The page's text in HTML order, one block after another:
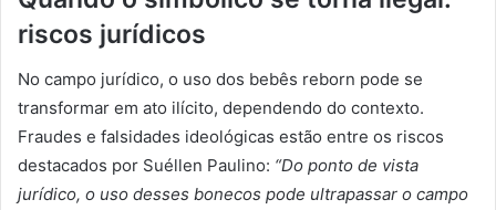
riscos jurídicos
No campo jurídico, o uso dos bebês reborn pode se
transformar em ato ilícito, dependendo do contexto.
Fraudes e falsidades ideológicas estão entre os riscos
destacados por Suéllen Paulino: “Do ponto de vista
jurídico, o uso desses bonecos pode ultrapassar o campo